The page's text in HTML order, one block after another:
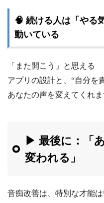
🧠 続ける人は「やる
動いている
「また開こう」と思える
アプリの設計と、“自分を
あなたの声を変えてくれま
▶ 最後に：「
変われる」
音痴改善は、特別な才能は